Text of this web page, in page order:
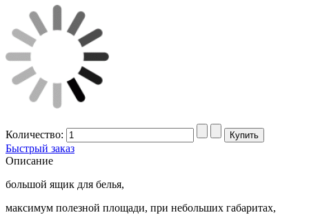
Количество:
Быстрый заказ
Описание
большой ящик для белья,
максимум полезной площади, при небольших габаритах,